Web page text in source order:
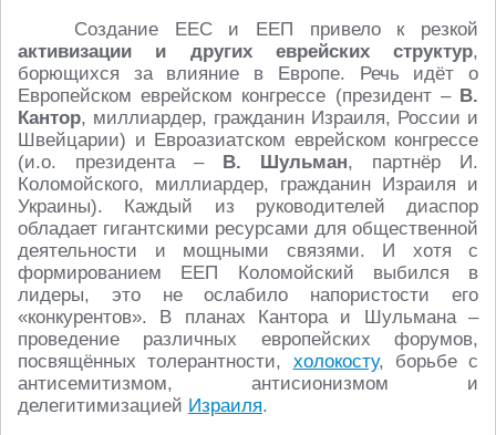
Создание ЕЕС и ЕЕП привело к резкой
активизации и других еврейских структур,
борющихся за влияние в Европе. Речь идёт о
Европейском еврейском конгрессе (президент – В.
Кантор, миллиардер, гражданин Израиля, России и
Швейцарии) и Евроазиатском еврейском конгрессе
(и.о. президента – В. Шульман, партнёр И.
Коломойского, миллиардер, гражданин Израиля и
Украины). Каждый из руководителей диаспор
обладает гигантскими ресурсами для общественной
деятельности и мощными связями. И хотя с
формированием ЕЕП Коломойский выбился в
лидеры, это не ослабило напористости его
«конкурентов». В планах Кантора и Шульмана –
проведение различных европейских форумов,
посвящённых толерантности, холокосту, борьбе с
антисемитизмом, антисионизмом и
делегитимизацией Израиля.